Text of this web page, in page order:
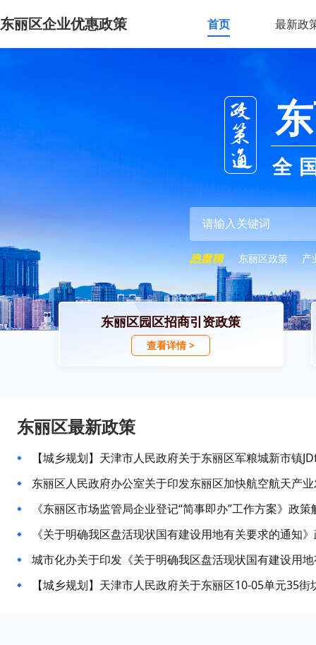
东丽区企业优惠政策 首页 最新政
全
东丽区政策 产
东丽区园区招商引资政策
查看详情 >
东丽区最新政策
《东丽区市场监管局企业登记“简事即办”工作方案》政策
《关于明确我区盘活现状国有建设用地有关要求的通知
城市化办关于印发《关于明确我区盘活现状国有建设用